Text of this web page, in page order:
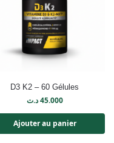
D3 K2 – 60 Gélules
45.000 د.ت
Ajouter au panier